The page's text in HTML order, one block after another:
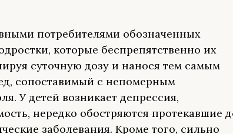
потребителями обозначенных
которые беспрепятственно их
суточную дозу и нанося тем самым
сопоставимый с непомерным
У детей возникает депрессия,
нередко обостряются протекавшие
заболевания. Кроме того, сильно